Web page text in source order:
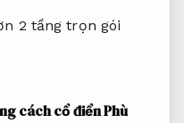
cách cổ điểnPhù